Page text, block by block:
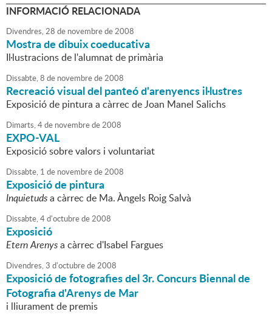
INFORMACIÓ RELACIONADA
Divendres,28 de novembrede2008
Mostra de dibuix coeducativa
Il·lustracions de l'alumnat de primària
Dissabte,8 de novembrede2008
Recreació visual del panteó d'arenyencs il·lustres
Exposició de pintura a càrrec de Joan Manel Salichs
Dimarts,4de novembrede2008
EXPO-VAL
Exposició sobre valors i voluntariat
Dissabte, 1 de novembrede2008
Exposició de pintura
Inquietudsa càrrec de Ma. Àngels Roig Salvà
Dissabte,4d'octubrede2008
Exposició
Etern Arenysa càrrec d'Isabel Fargues
Divendres,3 d'octubrede2008
Exposició de fotografies del 3r. Concurs Biennal de
Fotografia d'Arenys de Mar
i lliurament de premis